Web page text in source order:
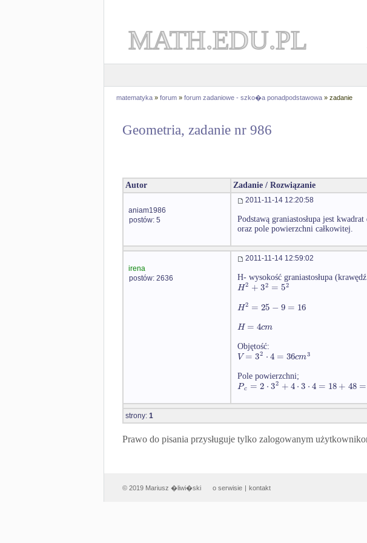
MATH.EDU.PL
matematyka » forum » forum zadaniowe - szko�a ponadpodstawowa » zadanie
Geometria, zadanie nr 986
Autor Zadanie / Rozwiązanie
aniam1986
postów: 5
2011-11-14 12:20:58
Podstawą graniastosłupa jest
oraz pole powierzchni całkowitej.
irena
postów: 2636
2011-11-14 12:59:02
H- wysokość graniastosłupa
H2 +32 = 52
H2 = 25 − 9 = 16
H = 4cm
Objętość:
V = 32 ⋅4 = 36cm3
Pole powierzchni;
Pc = 2 ⋅32 +4⋅3 ⋅4 = 18+ 48 =
strony: 1
Prawo do pisania przysługuje tylko zalogowanym
© 2019 Mariusz �liwi�ski o serwisie | kontakt